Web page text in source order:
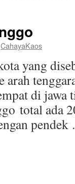
CahayaKaos
yang
di
total ada